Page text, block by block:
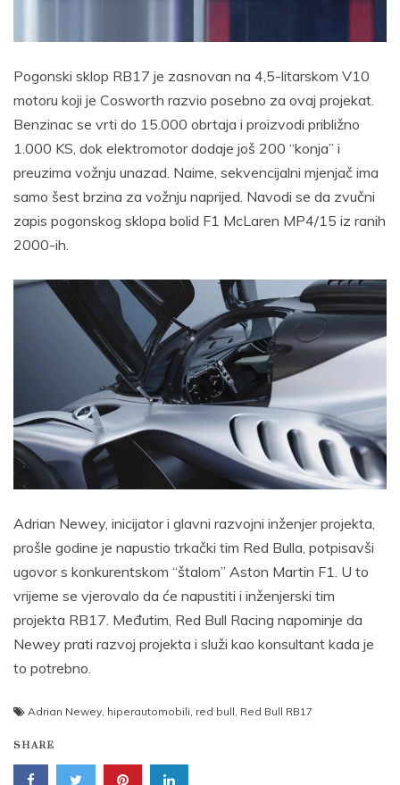
Pogonski sklop RB17 je zasnovan na 4,5-litarskom V10
motoru koji je Cosworth razvio posebno za ovaj projekat.
Benzinac se vrti do 15.000 obrtaja i proizvodi približno
1.000 KS, dok elektromotor dodaje još 200 “konja” i
preuzima vožnju unazad. Naime, sekvencijalni mjenjač ima
samo šest brzina za vožnju naprijed. Navodi se da zvučni
zapis pogonskog sklopa bolid F1 McLaren MP4/15 iz ranih
2000-ih.
Adrian Newey, inicijator i glavni razvojni inženjer projekta,
prošle godine je napustio trkački tim Red Bulla, potpisavši
ugovor s konkurentskom “štalom” Aston Martin F1. U to
vrijeme se vjerovalo da će napustiti i inženjerski tim
projekta RB17. Međutim, Red Bull Racing napominje da
Newey prati razvoj projekta i služi kao konsultant kada je
to potrebno.
Adrian Newey, hiperautomobili, red bull, Red Bull RB17
SHARE